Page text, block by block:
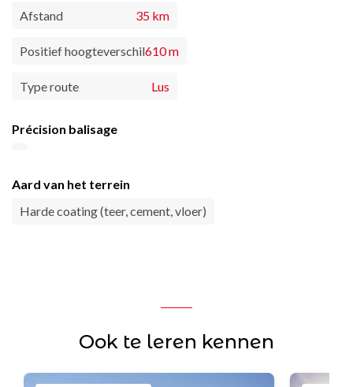
Afstand 35 km
Positief hoogteverschil610 m
Type route Lus
Précision balisage
Aard van het terrein
Harde coating (teer, cement, vloer)
Ook te leren kennen